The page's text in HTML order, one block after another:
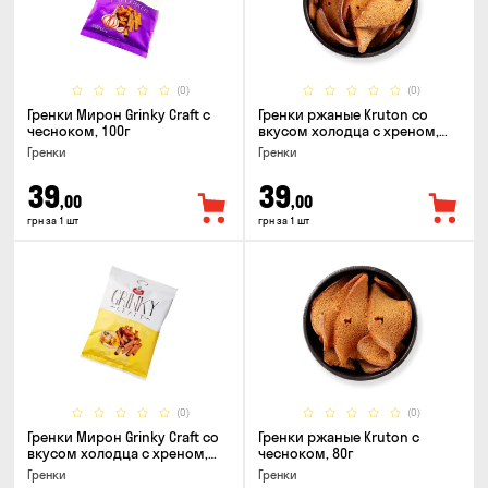
(0)
Гренки Мирон Grinky Craft с
чесноком, 100г
Гренки
39,00
грн за 1 шт
(0)
Гренки ржаные Kruton со
вкусом холодца с хреном,
80г
Гренки
39,00
грн за 1 шт
(0)
Гренки Мирон Grinky Craft со
вкусом холодца с хреном,
100г
Гренки
(0)
Гренки ржаные Kruton с
чесноком, 80г
Гренки